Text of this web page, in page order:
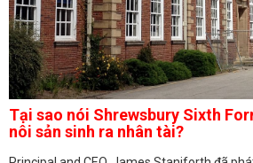
Tại sao nói Shrewsbury Sixth
nôi sản sinh ra nhân tài?